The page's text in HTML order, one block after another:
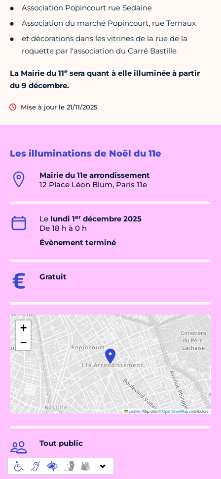
Les illuminations de Noël du 11e
Mairie du 11e arrondissement
12 Place Léon Blum, Paris 11e
Le lundi 1er décembre 2025
De 18 h à 0 h
Évènement terminé
Gratuit
+
−
Leaflet|Map data ©OpenStreetMapcontributors
Tout public
Association Popincourt rue Sedaine
Association du marché Popincourt, rue Ternaux
et décorations dans les vitrines de la rue de la
roquette par l'association du Carré Bastille
La Mairie du 11e sera quant à elle illuminée à partir
du 9 décembre.
Mise à jour le 21/11/2025